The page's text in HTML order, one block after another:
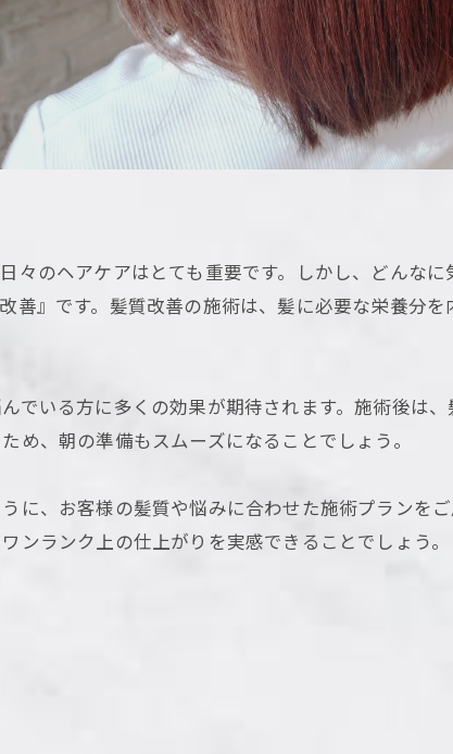
々のヘアケアはとても重要です。しかし、どんな
善』です。髪質改善の施術は、髪に必要な栄養分
でいる方に多くの効果が期待されます。施術後は
め、朝の準備もスムーズになることでしょう。
に、お客様の髪質や悩みに合わせた施術プランを
ンランク上の仕上がりを実感できることでしょう。